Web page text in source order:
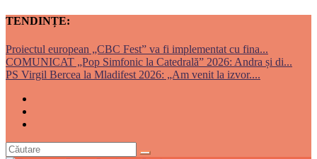
TENDINȚE:
Proiectul european „CBC Fest” va fi implementat cu fina...
COMUNICAT „Pop Simfonic la Catedrală” 2026: Andra și di...
PS Virgil Bercea la Mladifest 2026: „Am venit la izvor....